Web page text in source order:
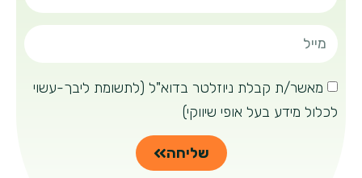
מאשר/ת קבלת ניוזלטר בדוא"ל (לתשומת ליבך-עשוי
לכלול מידע בעל אופי שיווקי)
שליחה